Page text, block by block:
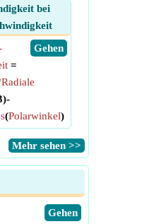
bei
​ Gehen
=
Radiale
(Polarwinkel)
​Mehr sehen >>
​Gehen